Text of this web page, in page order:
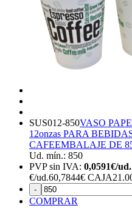
SUS012-850VASO
12onzas PARA
CAFEEMBALAJE DE
Ud. mín.: 850
PVP sin IVA: 0,0591€/ud.
€/ud.60,7844€ CAJA
-
COMPRAR